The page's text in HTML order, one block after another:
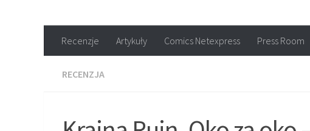
Recenzje Artykuły Comics Netexpress Press Room
RECENZJA